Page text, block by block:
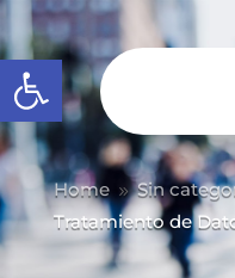
Abrir barra de
Home 9 Sin
Tratamiento de